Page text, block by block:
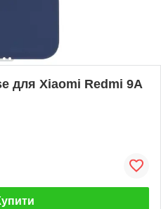
для Xiaomi Redmi 9A